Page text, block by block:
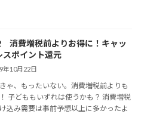
消費増税前よりお得に！キャッ
スポイント還元
年10月22日
ゃ、もったいない。消費増税前よりも
子どももいずれは使うかも？ 消費増税
込み需要は事前予想以上に多かったよ